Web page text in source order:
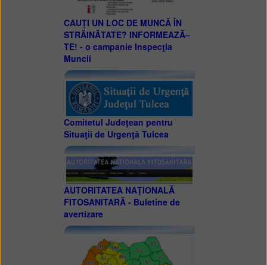
CAUȚI UN LOC DE MUNCĂ ÎN
STRĂINĂTATE? INFORMEAZĂ–
TE! - o campanie Inspecţia
Muncii
Comitetul Judeţean pentru
Situaţii de Urgenţă Tulcea
AUTORITATEA NAŢIONALĂ
FITOSANITARĂ - Buletine de
avertizare